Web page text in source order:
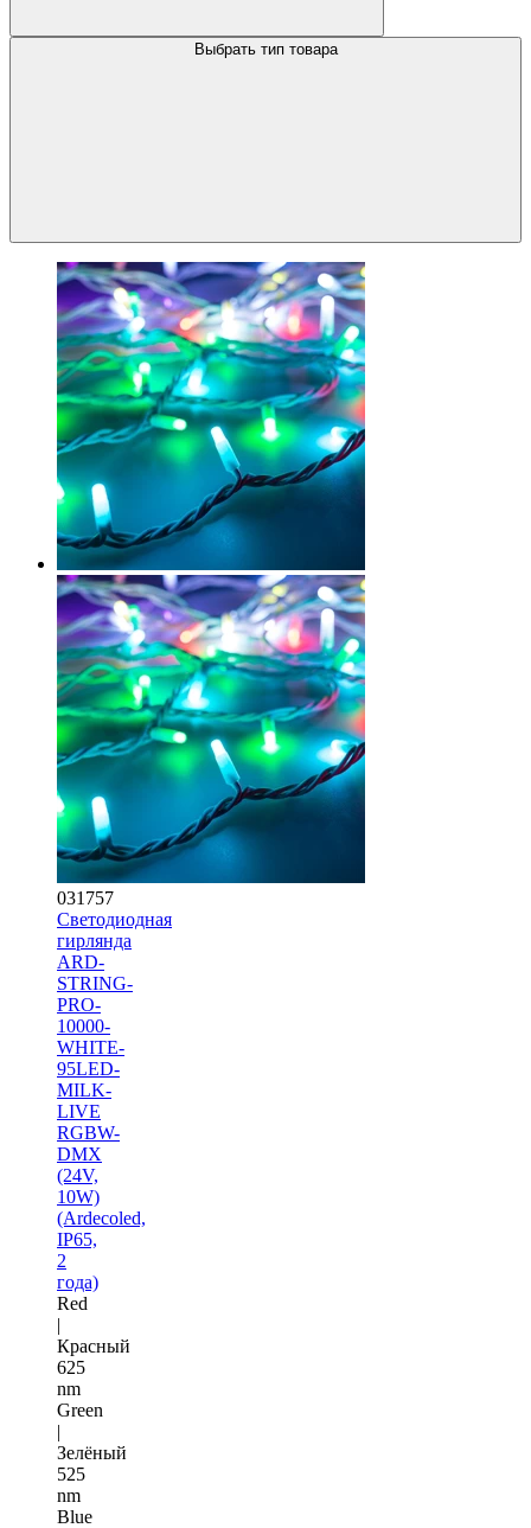
Выбрать тип товара
031757
Светодиодная
гирлянда
ARD-
STRING-
PRO-
10000-
WHITE-
95LED-
MILK-
LIVE
RGBW-
DMX
(24V,
10W)
(Ardecoled,
IP65,
2
года)
Red
|
Красный
625
nm
Green
|
Зелёный
525
nm
Blue